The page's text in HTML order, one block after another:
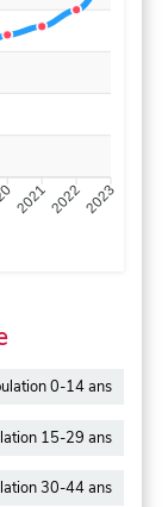
202120222023
0-14 ans
15-29 ans
30-44 ans